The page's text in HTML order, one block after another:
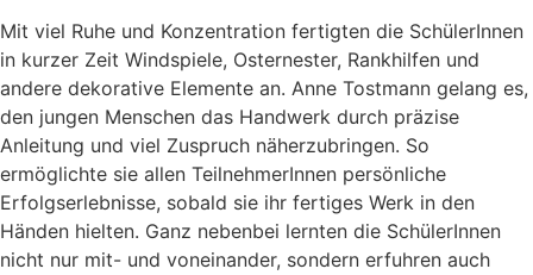
Mit viel Ruhe und Konzentration fertigten die SchülerInnen
in kurzer Zeit Windspiele, Osternester, Rankhilfen und
andere dekorative Elemente an. Anne Tostmann gelang es,
den jungen Menschen das Handwerk durch präzise
Anleitung und viel Zuspruch näherzubringen. So
ermöglichte sie allen TeilnehmerInnen persönliche
Erfolgserlebnisse, sobald sie ihr fertiges Werk in den
Händen hielten. Ganz nebenbei lernten die SchülerInnen
nicht nur mit- und voneinander, sondern erfuhren auch